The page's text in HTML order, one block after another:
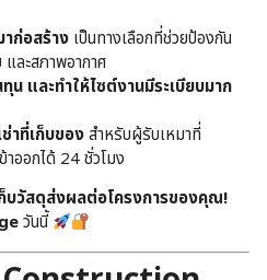
าก่อสร้าง เป็นทางเลือกที่ช่วยป้องกัน
ละสภาพอากาศ
และทำให้ไซต์งานมีระเบียบมาก
าที่เก็บของสำหรับผู้รับเหมาที่
ออกได้ 24 ชั่วโมง
บวัสดุส่งผลต่อโครงการของคุณ!
วันนี้